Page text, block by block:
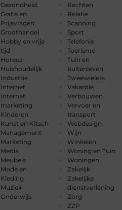
Gezondheid
Gratis en
Prijsvragen
Groothandel
Hobby en vrije
tijd
Horeca
Huishoudelijk
Industrie
Internet
Internet
marketing
Kinderen
Kunst en Kitsch
Management
Marketing
Media
Meubels
Mode en
Kleding
Muziek
Onderwijs
Rechten
Relatie
Scanning
Sport
Telefonie
Toerisme
Tuin en
buitenleven
Tweewielers
Vakantie
Verbouwen
Vervoer en
transport
Webdesign
Wijn
Winkelen
Woning en Tuin
Woningen
Zakelijk
Zakelijke
dienstverlening
Zorg
ZZP